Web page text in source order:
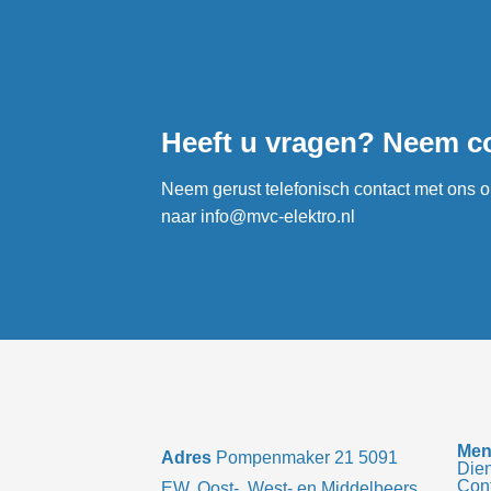
Heeft u vragen? Neem
Neem gerust telefonisch contact met ons
naar info@mvc-elektro.nl
Adres Pompenmaker 21 5091